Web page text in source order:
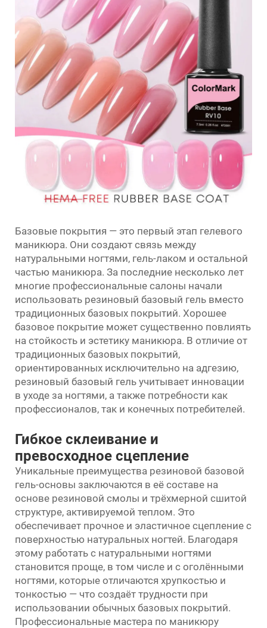
Базовые покрытия — это первый этап гелевого
маникюра. Они создают связь между
натуральными ногтями, гель-лаком и остальной
частью маникюра. За последние несколько лет
многие профессиональные салоны начали
использовать резиновый базовый гель вместо
традиционных базовых покрытий. Хорошее
базовое покрытие может существенно повлиять
на стойкость и эстетику маникюра. В отличие от
традиционных базовых покрытий,
ориентированных исключительно на адгезию,
резиновый базовый гель учитывает инновации
в уходе за ногтями, а также потребности как
профессионалов, так и конечных потребителей.
Гибкое склеивание и
превосходное сцепление
Уникальные преимущества резиновой базовой
гель-основы заключаются в её составе на
основе резиновой смолы и трёхмерной сшитой
структуре, активируемой теплом. Это
обеспечивает прочное и эластичное сцепление с
поверхностью натуральных ногтей. Благодаря
этому работать с натуральными ногтями
становится проще, в том числе и с оголёнными
ногтями, которые отличаются хрупкостью и
тонкостью — что создаёт трудности при
использовании обычных базовых покрытий.
Профессиональные мастера по маникюру